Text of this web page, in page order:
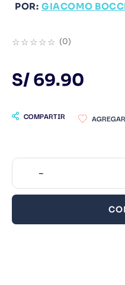
POR: GIACOMO
☆☆☆☆☆ (0)
S/ 69.90
COMPARTIR
－
9. Infantil